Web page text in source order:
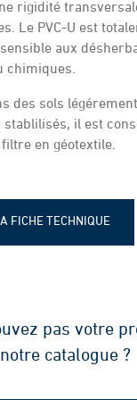
rigidité
Le PVC-U est
aux
chimiques.
des sols
il est
en géotextile.
FICHE TECHNIQUE
pas votre
notre catalogue ?